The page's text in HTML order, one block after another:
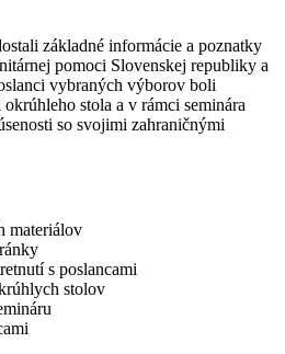
základné informácie a poznatky
pomoci Slovenskej republiky a
vybraných výborov boli
stola a v rámci seminára
so svojimi zahraničnými
materiálov
s poslancami
stolov